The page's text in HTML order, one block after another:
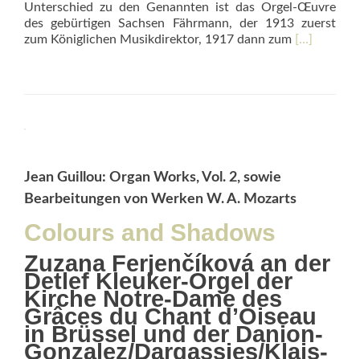
Unterschied zu den Genannten ist das Orgel-Œuvre
des gebürtigen Sachsen Fährmann, der 1913 zuerst
zum Königlichen Musikdirektor, 1917 dann zum Read
[…]
Jean Guillou: Organ Works, Vol. 2, sowie
Bearbeitungen von Werken W. A. Mozarts
Colours and Shadows
Zuzana Ferjenčíková an der
Detlef Kleuker-Orgel der
Kirche Notre-Dame des
Grâces du Chant d’Oiseau
in Brüssel und der Danion-
Gonzalez/Dargassies/Klais-